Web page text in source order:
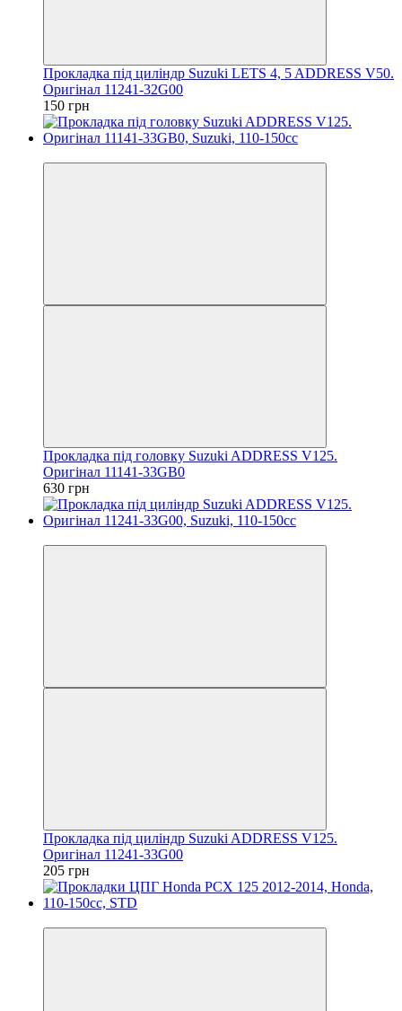
Прокладка під циліндр Suzuki LETS 4, 5 ADDRESS V50.
Оригінал 11241-32G00
150 грн
Прокладка під головку Suzuki ADDRESS V125.
Оригінал 11141-33GB0
630 грн
Прокладка під циліндр Suzuki ADDRESS V125.
Оригінал 11241-33G00
205 грн